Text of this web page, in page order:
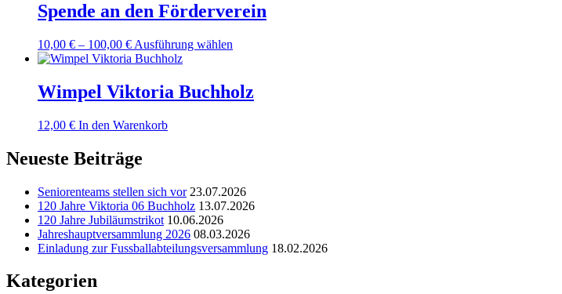
Spende an den Förderverein
10,00 € – 100,00 €Preisspanne:
10,00 €
100,00 €
Ausführung wählen
mehrere
Varianten
der
Produktseite
gewählt
werden
Wimpel Viktoria Buchholz
12,00 € In den Warenkorb
Neueste Beiträge
Seniorenteams stellen sich vor 23.07.2026
120 Jahre Viktoria 06 Buchholz 13.07.2026
120 Jahre Jubiläumstrikot 10.06.2026
Jahreshauptversammlung 2026 08.03.2026
Einladung zur Fussballabteilungsversammlung 18.02.2026
Kategorien